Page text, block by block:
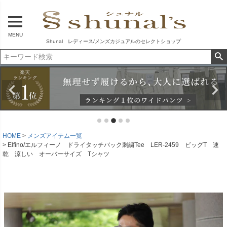
MENU
Shunal レディース/メンズカジュアルのセレクトショップ
HOME
メンズアイテム一覧
Elfino/エルフィーノ ドライタッチバック刺繍Tee LER-2459 ビッグT 速
乾 涼しい オーバーサイズ Tシャツ